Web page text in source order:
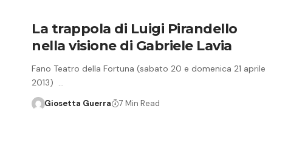
La trappola di Luigi Pirandello
nella visione di Gabriele Lavia
Fano Teatro della Fortuna (sabato 20 e domenica 21 aprile
2013) …
Giosetta Guerra 7 Min Read